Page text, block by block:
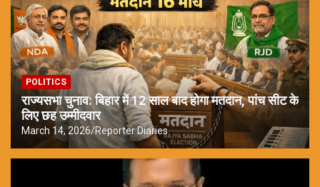
POLITICS
राज्यसभा चुनाव: बिहार में 12 साल बाद होगा मतदान, पांच सीट के
लिए छह उम्मीदवार
March 14, 2026 Reporter Diaries